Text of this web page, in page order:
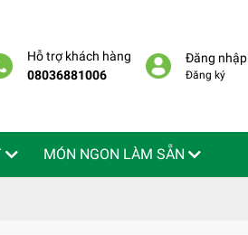
Hỗ trợ khách hàng
08036881006
Đăng nhập
Đăng ký
MÓN NGON LÀM SẴN